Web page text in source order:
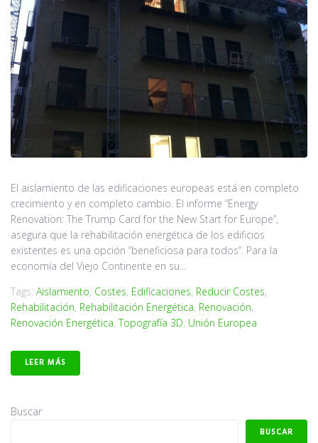
El aislamiento de las edificaciones europeas está en completo
crecimiento y en completo cambio. El informe “Energy
Renovation: The Trump Card for the New Start for Europe”,
asegura que la rehabilitación energética de los edificios
existentes es una opción “beneficiosa para todos”. Para la
economía del Viejo Continente en su...
Tags: Aislamiento, Costes, Edificaciones, Reducir Costes,
Rehabilitación, Rehabilitación Energética, Renovación,
Renovación Energética,Topografía 3D, Unión Europea
LEER MÁS
Buscar
BUSCAR